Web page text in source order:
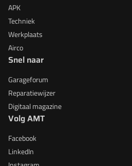
APK
Techniek
Werkplaats
Airco
Snel naar
Garageforum
Reparatiewijzer
Digitaal magazine
Volg AMT
Facebook
LinkedIn